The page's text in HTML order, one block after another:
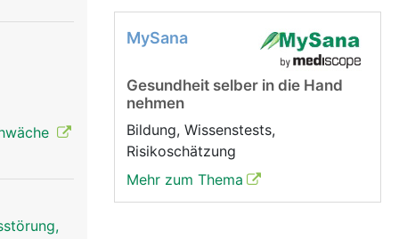
MySana
Gesundheit selber in die Hand
nehmen
Bildung, Wissenstests,
Risikoschätzung
Mehr zum Thema